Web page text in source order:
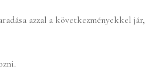
azzal a következményekkel jár,